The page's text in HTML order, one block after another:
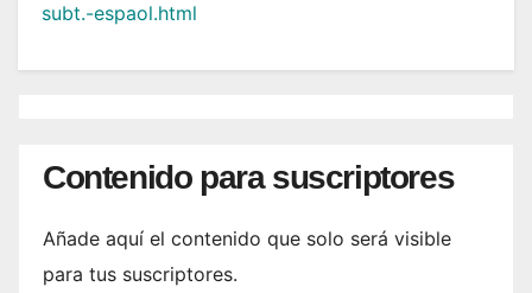
subt.-espaol.html
Contenido para suscriptores
Añade aquí el contenido que solo será visible
para tus suscriptores.